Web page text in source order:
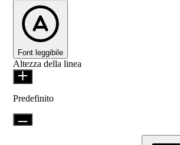
Font leggibile
Altezza della linea
Predefinito